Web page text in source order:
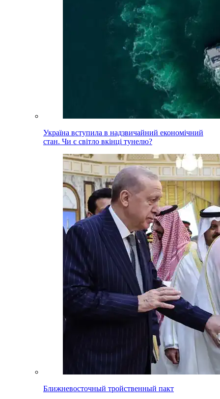
Україна вступила в надзвичайний економічний
стан. Чи є світло вкінці тунелю?
Ближневосточный тройственный пакт